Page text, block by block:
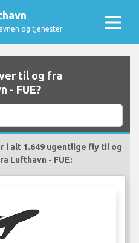
og tjenester
til og fra
- FUE?
i alt 1.649 ugentlige fly til og
Lufthavn - FUE: